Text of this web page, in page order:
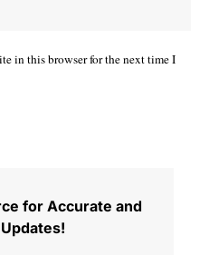
in this browser for the next time I
for Accurate and